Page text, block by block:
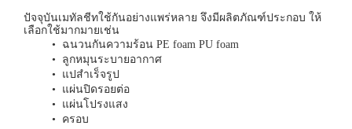
ปัจจุบันเมทัลชีทใช้กันอย่างแพร่หลาย จึงมีผลิตภัณฑ์ประกอบ ให้
เลือกใช้มากมายเช่น
ฉนวนกันความร้อน PE foam PU foam
ลูกหมุนระบายอากาศ
แปสำเร็จรูป
แผ่นปิดรอยต่อ
แผ่นโปรงแสง
ครอบ